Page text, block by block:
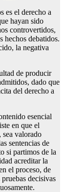
es el derecho a
hayan sido
controvertidos,
hechos debatidos.
la negativa
de producir
dado que
del derecho a
esencial
en que el
valorado
sentencias de
si partimos de la
acreditar la
el proceso, de
decisivas